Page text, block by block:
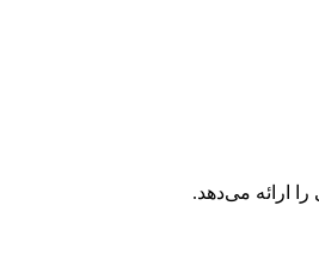
ارائه می‌دهد.